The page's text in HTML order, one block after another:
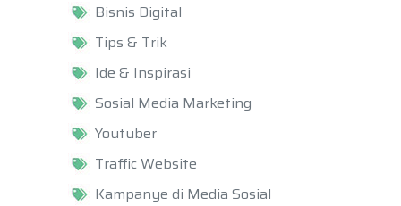
Bisnis Digital
Tips & Trik
Ide & Inspirasi
Sosial Media Marketing
Youtuber
Traffic Website
Kampanye di Media Sosial